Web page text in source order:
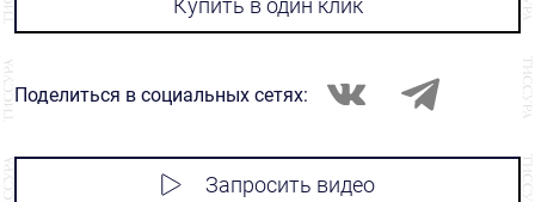
Купить в один клик
Поделиться в социальных сетях:
Запросить видео